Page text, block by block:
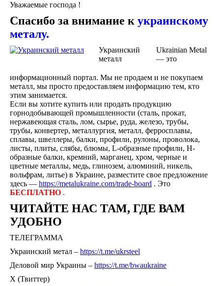
Уважаемые господа !
Спасибо за внимание к украинскому
металу.
Украинский
металл
Ukrainian Metal
— это
информационный портал. Мы не продаем и не покупаем
металл, мы просто предоставляем информацию тем, кто
этим занимается.
Если вы хотите купить или продать продукцию
горнодобывающей промышленности (сталь, прокат,
нержавеющая сталь, лом, сырье, руда, железо, трубы,
трубы, конвертер, металлургия, металл, ферросплавы,
сплавы, швеллеры, балки, профили, рулоны, проволока,
листы, плиты, слябы, блюмы, L-образные профили, H-
образные балки, кремний, марганец, хром, черные и
цветные металлы, медь, глинозем, алюминий, никель,
вольфрам, литье) в Украине, разместите свое предложение
здесь — https://metalukraine.com/trade-board . Это
БЕСПЛАТНО .
ЧИТАЙТЕ НАС ТАМ, ГДЕ ВАМ
УДОБНО
ТЕЛЕГРАММА
Украинский метал – https://t.me/ukrsteel
Деловой мир Украины – https://t.me/bwaukraine
Х (Твиттер)